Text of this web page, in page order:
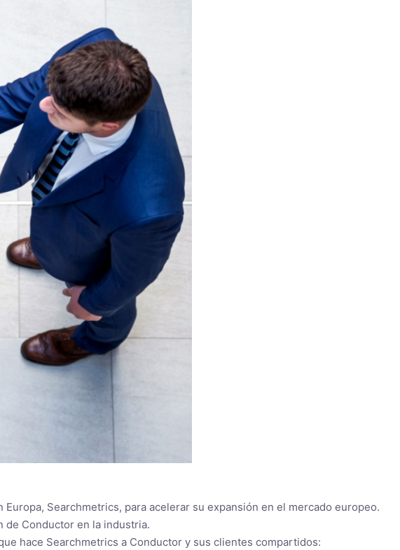
Searchmetrics, para acelerar su expansión en el mercado europeo.
de Conductor en la industria.
hace Searchmetrics a Conductor y sus clientes compartidos: